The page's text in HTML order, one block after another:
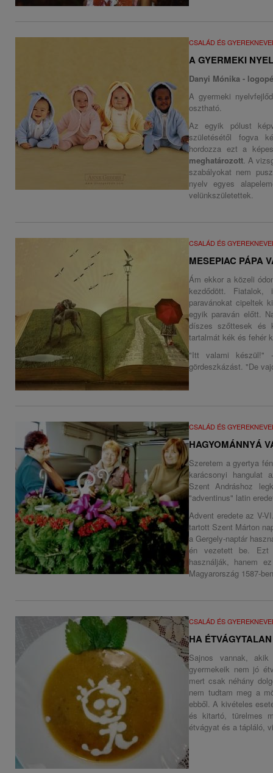
CSALÁD ÉS
A GYERMEKI
Danyi Mónika -
A gyermeki
osztható.
Az egyik pólust
születésétől fogva
hordozza ezt a
meghatározott . A
szabályokat nem
nyelv egyes
velünkszületettek.
CSALÁD ÉS
MESEPIAC PÁPA
Ám ekkor a közeli
kezdődött. Fiatalok,
paravánokat cipeltek
egyik paraván előtt.
díszes szőttesek és
tartalmát kék és fehér
"Itt valami készül!"
gördeszkázást. "De
CSALÁD ÉS
HAGYOMÁNNYÁ
Szeretem a gyertya
karácsonyi hangulat
Szent Andráshoz
"adventinus" latin
Advent eredete az V-
tartott Szent Márton
a Gergely-naptár
én vezetett be. Ezt
használják, hanem
Magyarország 1587-
CSALÁD ÉS
HA
Sajnos vannak,
gyermekeik nem jó
mert csak néhány
nem tudtam meg a
ebből. A kivételes
és kitartó, türelmes
étvágyat és a tápláló,